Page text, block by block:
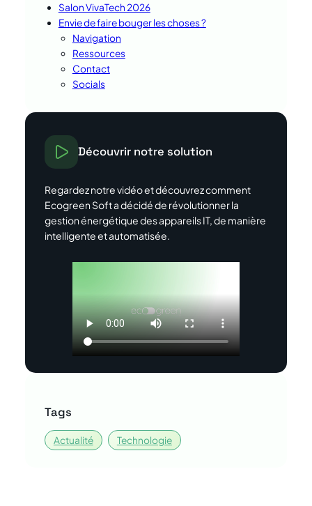
Salon VivaTech 2026
Envie de faire bouger les choses ?
Navigation
Ressources
Contact
Socials
Découvrir notre solution
Regardez notre vidéo et découvrez comment
Ecogreen Soft a décidé de révolutionner la
gestion énergétique des appareils IT, de manière
intelligente et automatisée.
Tags
Actualité Technologie